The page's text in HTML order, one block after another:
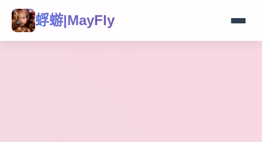
蜉蝣|MayFly